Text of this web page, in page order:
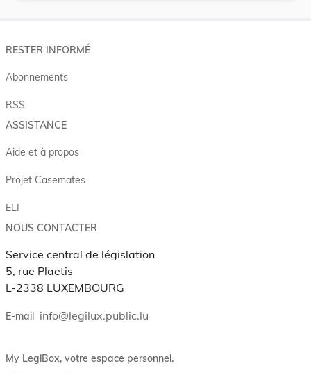
RESTER INFORMÉ
Abonnements
RSS
ASSISTANCE
Aide et à propos
Projet Casemates
ELI
NOUS CONTACTER
Service central de législation
5, rue Plaetis
L-2338 LUXEMBOURG
E-mail info@legilux.public.lu
My LegiBox, votre espace personnel.